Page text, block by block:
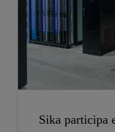
Sika participa